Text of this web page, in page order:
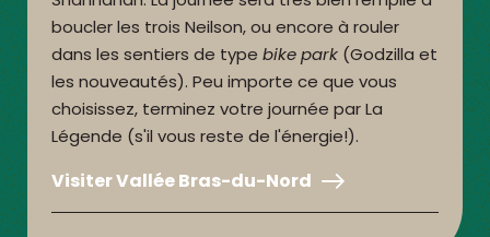
boucler les trois Neilson, ou encore à rouler
dans les sentiers de typebike park (Godzilla et
les nouveautés). Peu importe ce que vous
choisissez, terminez votre journée par La
Légende (s'il vous reste de l'énergie!).
Visiter Vallée Bras-du-Nord